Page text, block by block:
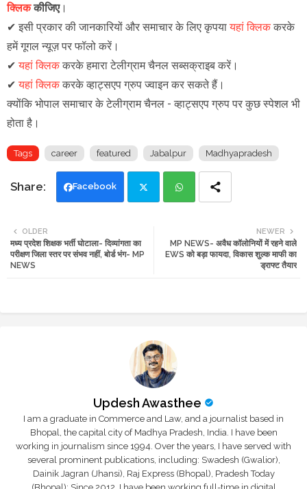
क्लिककीजिए।
✔ इसी प्रकार की जानकारियों और समाचार के लिए कृपयायहां क्लिककरके
हमें गूगल न्यूज़ पर फॉलो करें ।
✔यहां क्लिककरके हमारा टेलीग्राम चैनल सब्सक्राइब करें।
✔यहां क्लिककरके व्हाट्सएप ग्रुप ज्वाइन कर सकते हैं।
क्योंकि भोपाल समाचार के टेलीग्राम चैनल - व्हाट्सएप ग्रुप पर कुछ स्पेशल भी
होता है।
Tags career featured Jabalpur Madhyapradesh
Facebook
tte ats
NEWER
MP NEWS- अवैध कॉलोनियों में रहने वाले
EWS को बड़ा फायदा, विकास शुल्क माफी का
ड्राफ्ट तैयार
OLDER
मध्य प्रदेश शिक्षक भर्ती घोटाला- दिव्यांगता का
परीक्षण जिला स्तर पर संभव नहीं, बोर्ड भंग- MP
NEWS
Updesh Awasthee
I am a graduate in Commerce and Law, and a journalist based in
Bhopal, the capital city of Madhya Pradesh, India. I have been
working in journalism since 1994. Over the years, I have served with
several prominent publications, including: Swadesh (Gwalior),
Dainik Jagran (Jhansi), Raj Express (Bhopal), Pradesh Today